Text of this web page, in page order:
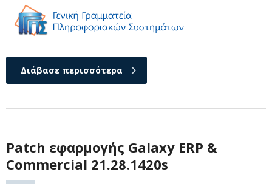
Διάβασε περισσότερα
Patch εφαρμογής Galaxy ERP &
Commercial 21.28.1420s